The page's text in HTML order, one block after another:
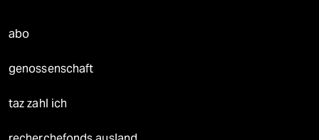
abo
genossenschaft
taz zahl ich